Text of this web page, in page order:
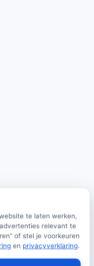
te laten werken,
relevant te
of stel je voorkeuren
en privacyverklaring.